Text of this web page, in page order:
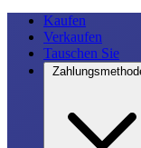
Kaufen
Verkaufen
Tauschen Sie